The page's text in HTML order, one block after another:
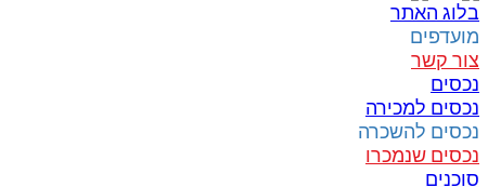
בלוג האתר
מועדפים
צור קשר
נכסים
נכסים למכירה
נכסים להשכרה
נכסים שנמכרו
סוכנים